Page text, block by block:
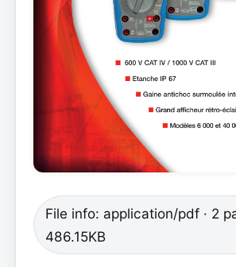
File info: application/pdf · 2
486.15KB